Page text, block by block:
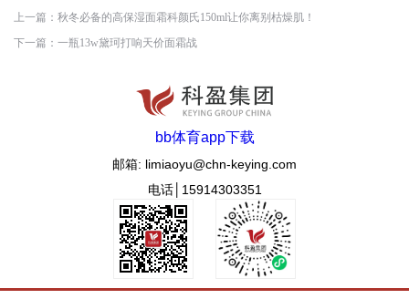
上一篇： 秋冬必备的高保湿面霜科颜氏150ml让你离别枯燥肌！
下一篇： 一瓶13w黛珂打响天价面霜战
bb体育app下载
邮箱: limiaoyu@chn-keying.com
电话│15914303351